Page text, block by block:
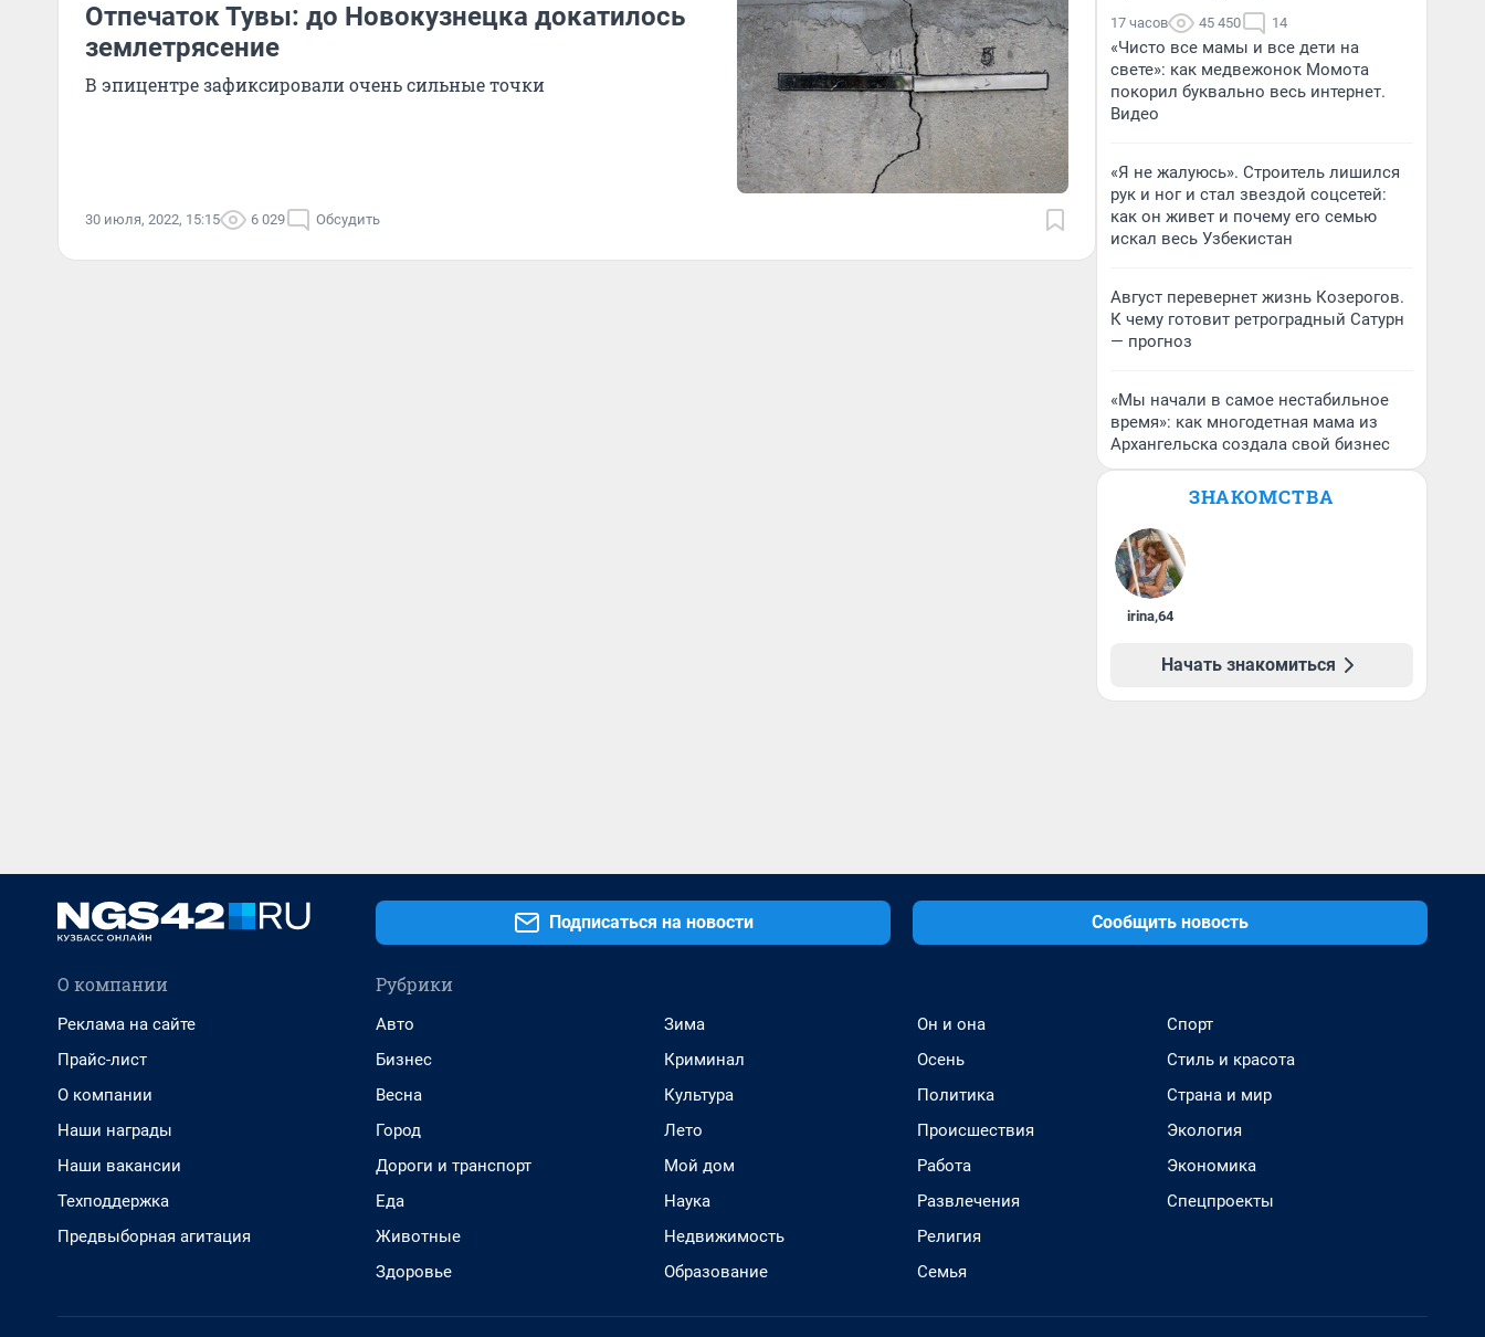
Отпечаток Тувы: до Новокузнецка докатилось
землетрясение
В эпицентре зафиксировали очень сильные точки
30 июля, 2022, 15:15 6 029 Обсудить
17 часов 45 450 14
«Чисто все мамы и все дети на
свете»: как медвежонок Момота
покорил буквально весь интернет.
Видео
«Я не жалуюсь». Строитель лишился
рук и ног и стал звездой соцсетей:
как он живет и почему его семью
искал весь Узбекистан
Август перевернет жизнь Козерогов.
К чему готовит ретроградный Сатурн
— прогноз
«Мы начали в самое нестабильное
время»: как многодетная мама из
Архангельска создала свой бизнес
ЗНАКОМСТВА
irina,64
Начать знакомиться
Подписаться на новости Сообщить новость
О компании
Реклама на сайте
Прайс-лист
О компании
Наши награды
Наши вакансии
Техподдержка
Предвыборная агитация
Рубрики
Авто
Бизнес
Весна
Город
Дороги и транспорт
Еда
Животные
Здоровье
Зима
Криминал
Культура
Лето
Мой дом
Наука
Недвижимость
Образование
Он и она
Осень
Политика
Происшествия
Работа
Развлечения
Религия
Семья
Спорт
Стиль и красота
Страна и мир
Экология
Экономика
Спецпроекты